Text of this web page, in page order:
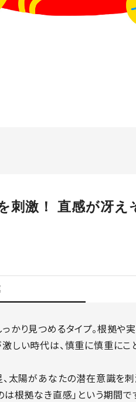
刺激！ 直感が冴え
かり見つめるタイプ。根拠や
しい時代は、慎重に慎重にこ
太陽があなたの潜在意識を刺
は根拠なき直感」という期間で